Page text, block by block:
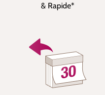
& Rapide*